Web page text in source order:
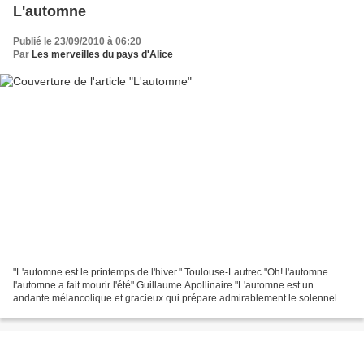
L'automne
Publié le 23/09/2010 à 06:20
Par Les merveilles du pays d'Alice
"L'automne est le printemps de l'hiver." Toulouse-Lautrec "Oh! l'automne
l'automne a fait mourir l'été" Guillaume Apollinaire "L'automne est un
andante mélancolique et gracieux qui prépare admirablement le solennel